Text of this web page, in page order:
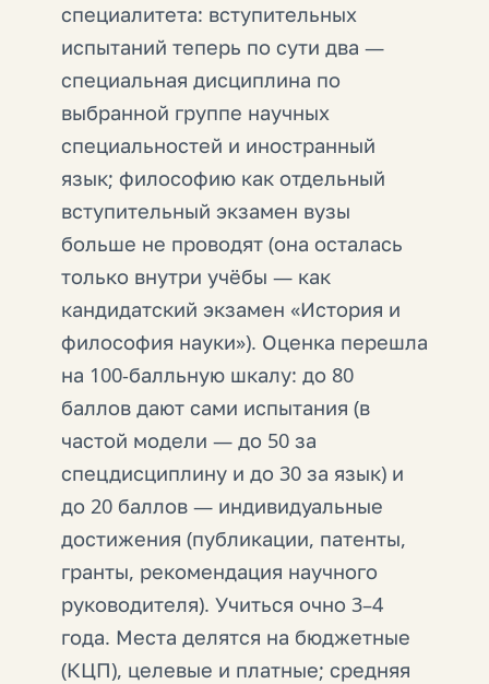
специалитета: вступительных
испытаний теперь по сути два —
специальная дисциплина по
выбранной группе научных
специальностей и иностранный
язык; философию как отдельный
вступительный экзамен вузы
больше не проводят (она осталась
только внутри учёбы — как
кандидатский экзамен «История и
философия науки»). Оценка перешла
на 100-балльную шкалу: до 80
баллов дают сами испытания (в
частой модели — до 50 за
спецдисциплину и до 30 за язык) и
до 20 баллов — индивидуальные
достижения (публикации, патенты,
гранты, рекомендация научного
руководителя). Учиться очно 3–4
года. Места делятся на бюджетные
(КЦП), целевые и платные; средняя